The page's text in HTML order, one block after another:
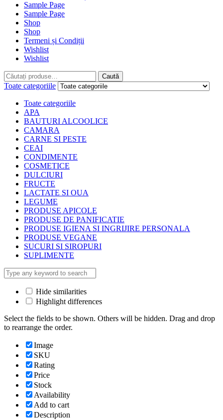
Sample Page
Sample Page
Shop
Shop
Termeni și Condiții
Wishlist
Wishlist
Caută
Caută
Toate categoriile
Toate categoriile
APA
BAUTURI ALCOOLICE
CAMARA
CARNE SI PESTE
CEAI
CONDIMENTE
COSMETICE
DULCIURI
FRUCTE
LACTATE SI OUA
LEGUME
PRODUSE APICOLE
PRODUSE DE PANIFICATIE
PRODUSE IGIENA SI INGRIJIRE PERSONALA
PRODUSE VEGANE
SUCURI SI SIROPURI
SUPLIMENTE
Hide similarities
Highlight differences
Select the fields to be shown. Others will be hidden. Drag and drop
to rearrange the order.
Image
SKU
Rating
Price
Stock
Availability
Add to cart
Description